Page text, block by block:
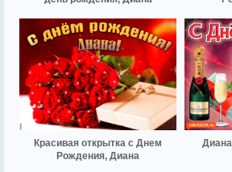
Красивая открытка с Днем
Рождения, Диана